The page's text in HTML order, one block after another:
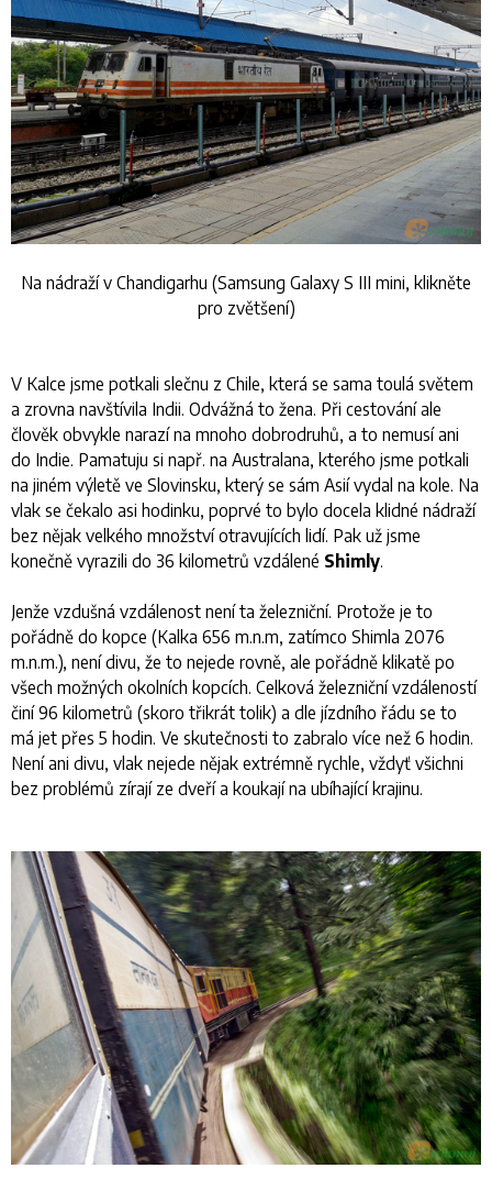
Na nádraží v Chandigarhu (Samsung Galaxy S III mini, klikněte
pro zvětšení)
V Kalce jsme potkali slečnu z Chile, která se sama toulá světem
a zrovna navštívila Indii. Odvážná to žena. Při cestování ale
člověk obvykle narazí na mnoho dobrodruhů, a to nemusí ani
do Indie. Pamatuju si např. na Australana, kterého jsme potkali
na jiném výletě ve Slovinsku, který se sám Asií vydal na kole. Na
vlak se čekalo asi hodinku, poprvé to bylo docela klidné nádraží
bez nějak velkého množství otravujících lidí. Pak už jsme
konečně vyrazili do 36 kilometrů vzdálené Shimly
Jenže vzdušná vzdálenost není ta železniční. Protože je to
pořádně do kopce (Kalka 656 m.n.m, zatímco Shimla 2076
m.n.m.), není divu, že to nejede rovně, ale pořádně klikatě po
všech možných okolních kopcích. Celková železniční vzdáleností
činí 96 kilometrů (skoro třikrát tolik) a dle jízdního řádu se to
má jet přes 5 hodin. Ve skutečnosti to zabralo více než 6 hodin.
Není ani divu, vlak nejede nějak extrémně rychle, vždyť všichni
bez problémů zírají ze dveří a koukají na ubíhající krajinu.